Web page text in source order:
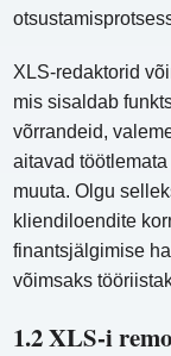
XLS-redaktorid
mis sisaldab
võrrandeid,
aitavad
muuta. Olgu
kliendiloendite
finantsjälgimise
võimsaks
1.2 XLS-i